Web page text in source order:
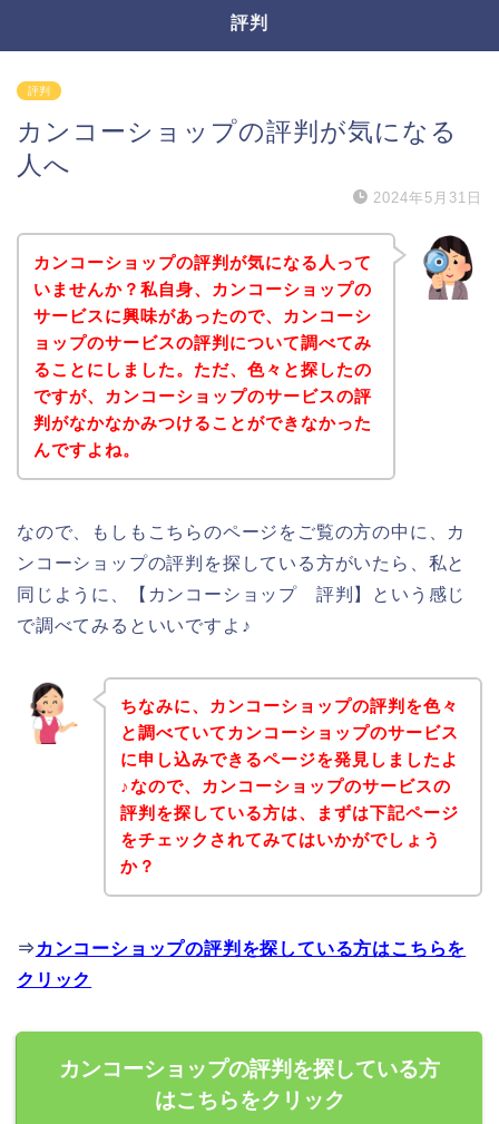
評判
評判
カンコーショップの評判が気になる
人へ
2024年5月31日
カンコーショップの評判が気になる人って
いませんか？私自身、カンコーショップの
サービスに興味があったので、カンコーシ
ョップのサービスの評判について調べてみ
ることにしました。ただ、色々と探したの
ですが、カンコーショップのサービスの評
判がなかなかみつけることができなかった
んですよね。
なので、もしもこちらのページをご覧の方の中に、カ
ンコーショップの評判を探している方がいたら、私と
同じように、【カンコーショップ 評判】という感じ
で調べてみるといいですよ♪
ちなみに、カンコーショップの評判を色々
と調べていてカンコーショップのサービス
に申し込みできるページを発見しましたよ
♪なので、カンコーショップのサービスの
評判を探している方は、まずは下記ページ
をチェックされてみてはいかがでしょう
か？
⇒ カンコーショップの評判を探している方はこちらを
クリック
カンコーショップの評判を探している方
はこちらをクリック